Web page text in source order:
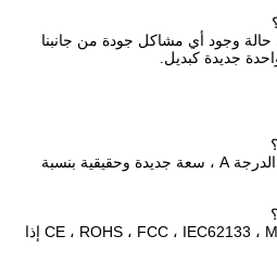
24 شهرًا ، في حالة وجود أي مشاكل جودة من جانبنا
جديدة كبديل.
ج: جميع خلايا البطارية لدينا من الدرجة A ، سعة جديدة وحقيقية بنسبة
ج: يمكننا توفير CE ، ROHS ، FCC ، IEC62133 ، MSDS ، UN38.3 إذا